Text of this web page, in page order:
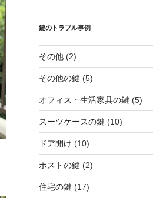
鍵のトラブル事例
その他(2)
その他の鍵 (5)
オフィス・生活家具の鍵 (5)
スーツケースの鍵 (10)
ドア開け (10)
ポストの鍵 (2)
住宅の鍵 (17)